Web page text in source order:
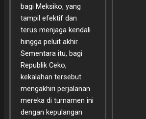
bagi Meksiko, yang
tampil efektif dan
terus menjaga kendali
hingga peluit akhir.
Sementara itu, bagi
Republik Ceko,
kekalahan tersebut
mengakhiri perjalanan
mereka di turnamen ini
dengan kepulangan